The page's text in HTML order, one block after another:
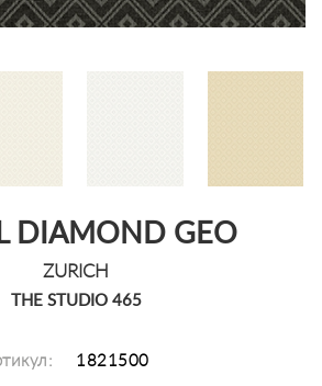
DIAMOND GEO
ZURICH
THE STUDIO 465
1821500